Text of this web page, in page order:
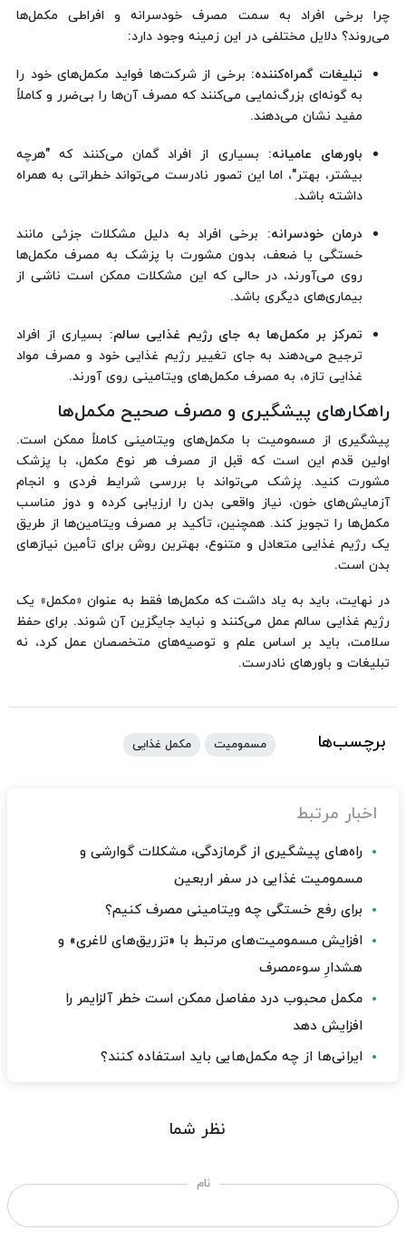
چرا برخی افراد به سمت مصرف خودسرانه و افراطی مکمل‌ها
می‌روند؟ دلایل مختلفی در این زمینه وجود دارد:
تبلیغات گمراه‌کننده: برخی از شرکت‌ها فواید مکمل‌های خود را
به گونه‌ای بزرگ‌نمایی می‌کنند که مصرف آن‌ها را بی‌ضرر و کاملاً
مفید نشان می‌دهند.
باورهای عامیانه: بسیاری از افراد گمان می‌کنند که "هرچه
بیشتر، بهتر"، اما این تصور نادرست می‌تواند خطراتی به همراه
داشته باشد.
درمان خودسرانه: برخی افراد به دلیل مشکلات جزئی مانند
خستگی یا ضعف، بدون مشورت با پزشک به مصرف مکمل‌ها
روی می‌آورند، در حالی که این مشکلات ممکن است ناشی از
بیماری‌های دیگری باشد.
تمرکز بر مکمل‌ها به جای رژیم غذایی سالم: بسیاری از افراد
ترجیح می‌دهند به جای تغییر رژیم غذایی خود و مصرف مواد
غذایی تازه، به مصرف مکمل‌های ویتامینی روی آورند.
راهکارهای پیشگیری و مصرف صحیح مکمل‌ها
پیشگیری از مسمومیت با مکمل‌های ویتامینی کاملاً ممکن است.
اولین قدم این است که قبل از مصرف هر نوع مکمل، با پزشک
مشورت کنید. پزشک می‌تواند با بررسی شرایط فردی و انجام
آزمایش‌های خون، نیاز واقعی بدن را ارزیابی کرده و دوز مناسب
مکمل‌ها را تجویز کند. همچنین، تأکید بر مصرف ویتامین‌ها از طریق
یک رژیم غذایی متعادل و متنوع، بهترین روش برای تأمین نیازهای
بدن است.
در نهایت، باید به یاد داشت که مکمل‌ها فقط به عنوان «مکمل» یک
رژیم غذایی سالم عمل می‌کنند و نباید جایگزین آن شوند. برای حفظ
سلامت، باید بر اساس علم و توصیه‌های متخصصان عمل کرد، نه
تبلیغات و باورهای نادرست.
برچسب‌ها مسمومیت مکمل غذایی
اخبار مرتبط
راه‌های پیشگیری از گرمازدگی، مشکلات گوارشی و
مسمومیت غذایی در سفر اربعین
برای رفع خستگی چه ویتامینی مصرف کنیم؟
افزایش مسمومیت‌های مرتبط با «تزریق‌های لاغری» و
هشدارِ سوءمصرف
مکمل محبوب درد مفاصل ممکن است خطر آلزایمر را
افزایش دهد
ایرانی‌ها از چه مکمل‌هایی باید استفاده کنند؟
نظر شما
نام